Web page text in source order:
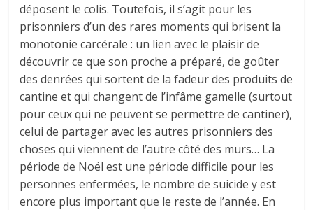
déposent le colis. Toutefois, il s’agit pour les
prisonniers d’un des rares moments qui brisent la
monotonie carcérale : un lien avec le plaisir de
découvrir ce que son proche a préparé, de goûter
des denrées qui sortent de la fadeur des produits de
cantine et qui changent de l’infâme gamelle (surtout
pour ceux qui ne peuvent se permettre de cantiner),
celui de partager avec les autres prisonniers des
choses qui viennent de l’autre côté des murs… La
période de Noël est une période difficile pour les
personnes enfermées, le nombre de suicide y est
encore plus important que le reste de l’année. En